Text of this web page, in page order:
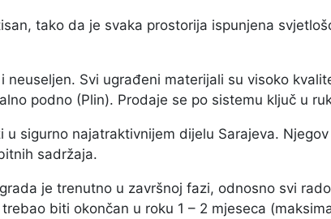
tako da je svaka prostorija ispunjena
neuseljen. Svi ugrađeni materijali su visoko
podno (Plin). Prodaje se po sistemu ključ u
u sigurno najatraktivnijem dijelu Sarajeva.
sadržaja.
je trenutno u završnoj fazi, odnosno svi
biti okončan u roku 1 – 2 mjeseca